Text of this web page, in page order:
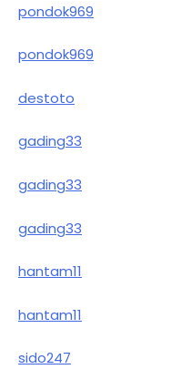
pondok969
pondok969
destoto
gading33
gading33
gading33
hantam11
hantam11
sido247